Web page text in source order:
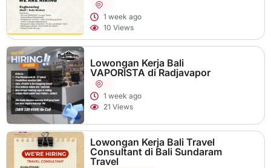
1 week ago
10 Views
Lowongan Kerja Bali
VAPORISTA di Radjavapor
1 week ago
21 Views
Lowongan Kerja Bali Travel
Consultant di Bali Sundaram
Travel